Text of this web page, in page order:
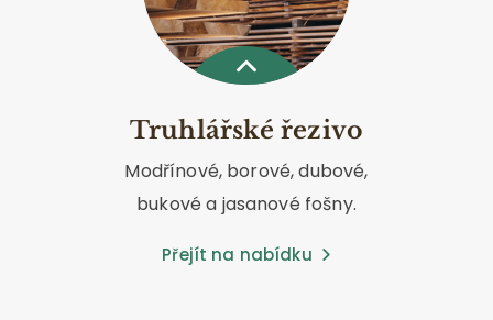
Truhlářské řezivo
Modřínové, borové, dubové,
bukové a jasanové fošny.
Přejít na nabídku